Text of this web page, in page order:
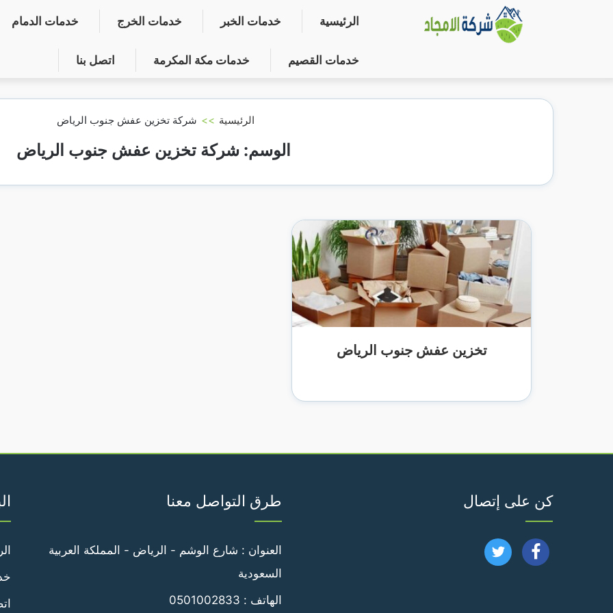
الرئيسية خدمات الخبر خدمات الخرج خدمات الدمام
خدمات القصيم خدمات مكة المكرمة اتصل بنا
الرئيسية >> شركة تخزين عفش جنوب الرياض
الوسم:شركة تخزين عفش جنوب الرياض
تخزين عفش جنوب الرياض
كن على إتصال
تابعنا تابعنا
طرق التواصل معنا
العنوان : شارع الوشم - الرياض - المملكة العربية
السعودية
الهاتف : 0501002833